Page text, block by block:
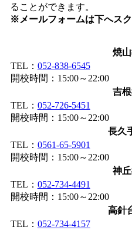
ることができます。
※メールフォームは下へスク
焼
TEL： 052-838-6545
開校時間：15:00～22:00
吉
TEL： 052-726-5451
開校時間：15:00～22:00
長久
TEL： 0561-65-5901
開校時間：15:00～22:00
神
TEL： 052-734-4491
開校時間：15:00～22:00
高針
TEL： 052-734-4157